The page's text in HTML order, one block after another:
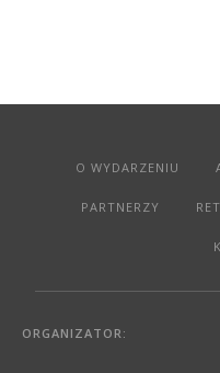
O WYDARZENIU
PARTNERZY
ORGANIZATOR: